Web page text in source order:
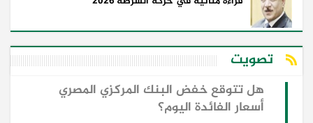
تصويت
هل تتوقع خفض البنك المركزي المصري
أسعار الفائدة اليوم؟